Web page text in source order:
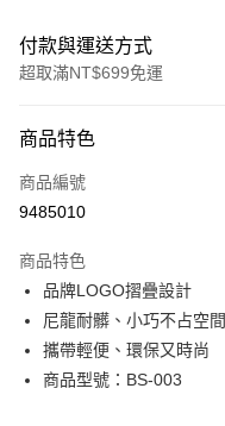
付款與運送方式
超取滿NT$699免運
信用卡一次付款
超商取貨付款
Apple Pay
街口支付
悠遊付
商品特色
商品編號
9485010
商品特色
品牌LOGO摺疊設計
尼龍耐髒、小巧不占空間
攜帶輕便、環保又時尚
商品型號：BS-003